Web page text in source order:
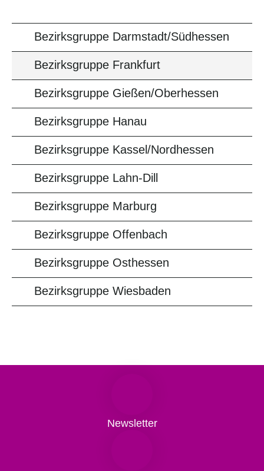
Bezirksgruppe Darmstadt/Südhessen
Bezirksgruppe Frankfurt
Bezirksgruppe Gießen/Oberhessen
Bezirksgruppe Hanau
Bezirksgruppe Kassel/Nordhessen
Bezirksgruppe Lahn-Dill
Bezirksgruppe Marburg
Bezirksgruppe Offenbach
Bezirksgruppe Osthessen
Bezirksgruppe Wiesbaden
Newsletter